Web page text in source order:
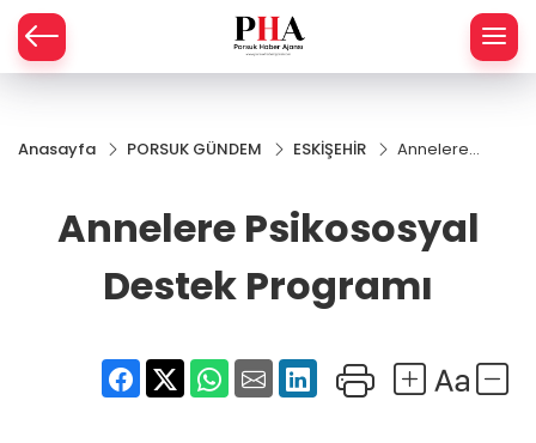
Anasayfa PORSUK GÜNDEM ESKİŞEHİR
Annelere
Programı
Annelere Psikososyal
Destek Programı